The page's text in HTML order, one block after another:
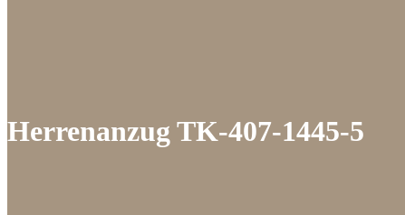
Herrenanzug TK-407-1445-5